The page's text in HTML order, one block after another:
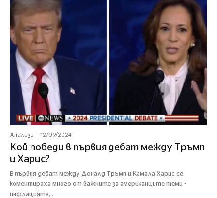
Анализи 12/09/2024
Кой победи в първия дебат между Тръмп
и Харис?
В първия дебат между Доналд Тръмп и Камала Харис се
коментираха много от важните за американците теми -
инфлацията,...